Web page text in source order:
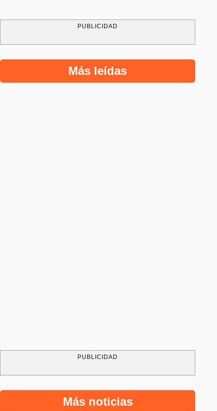
PUBLICIDAD
Más leídas
PUBLICIDAD
Más noticias